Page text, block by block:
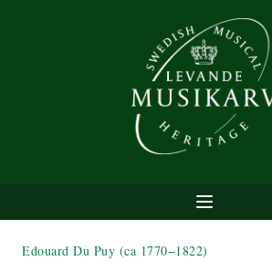
Edouard Du Puy (ca 1770−1822)